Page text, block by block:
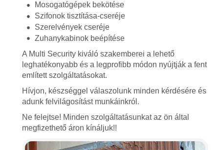
Mosogatógépek bekötése
Szifonok tisztítása-cseréje
Szerelvények cseréje
Zuhanykabinok beépítése
A Multi Security kiváló szakemberei a lehető
leghatékonyabb és a legprofibb módon nyújtják a fent
említett szolgáltatásokat.
Hívjon, készséggel válaszolunk minden kérdésére és
adunk felvilágosítást munkáinkról.
Ne felejtse! Minden szolgáltatásunkat az ön által
megfizethető áron kínáljuk!!